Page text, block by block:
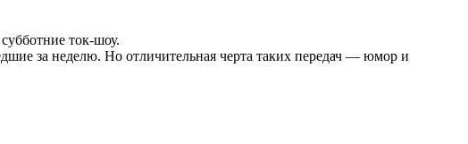
ток-шоу.
за неделю. Но отличительная черта таких передач — юмор и